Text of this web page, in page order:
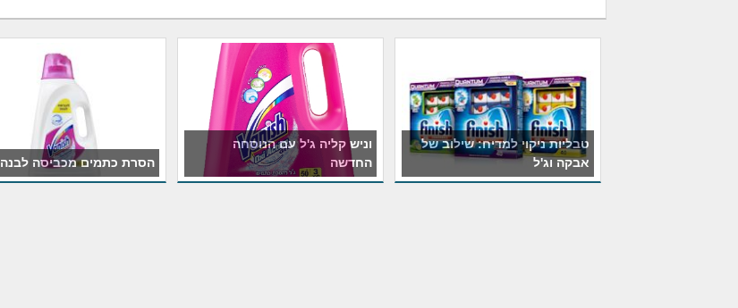
טבליות ניקוי למדיח: שילוב של
אבקה וג'ל
וניש קליה ג'ל עם הנוסחה
החדשה
הסרת כתמים מכביסה לבנה